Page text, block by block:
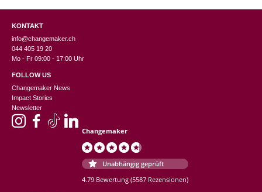
beeinträchtigten Frauen aus den ländlichen Gebieten von Anantapur in
Indien. Das Unternehmen beschäftigt sich mit verschiedenen
handwerklichen Tätigkeiten wie Jutehandwerk, Schneiderei, Stickerei,
Schmuck, Papierhandwerk und Öko-Handwerk. AAME stellt nachhaltige
und umweltfreundliche Produkte her und ist Mitglied der „World Fair Trade
Organization“ und des „Fair Trade Forum India“.
Produkte: Schlüsselanhänger, Magnete
KONTAKT
info@changemaker.ch
044 405 19 20
Mo - Fr 09:00 - 17:00 Uhr
FOLLOW US
Changemaker News
Impact Stories
Newsletter
Changemaker
Unabhängig geprüft
4.79 Bewertung (5587 Rezensionen)